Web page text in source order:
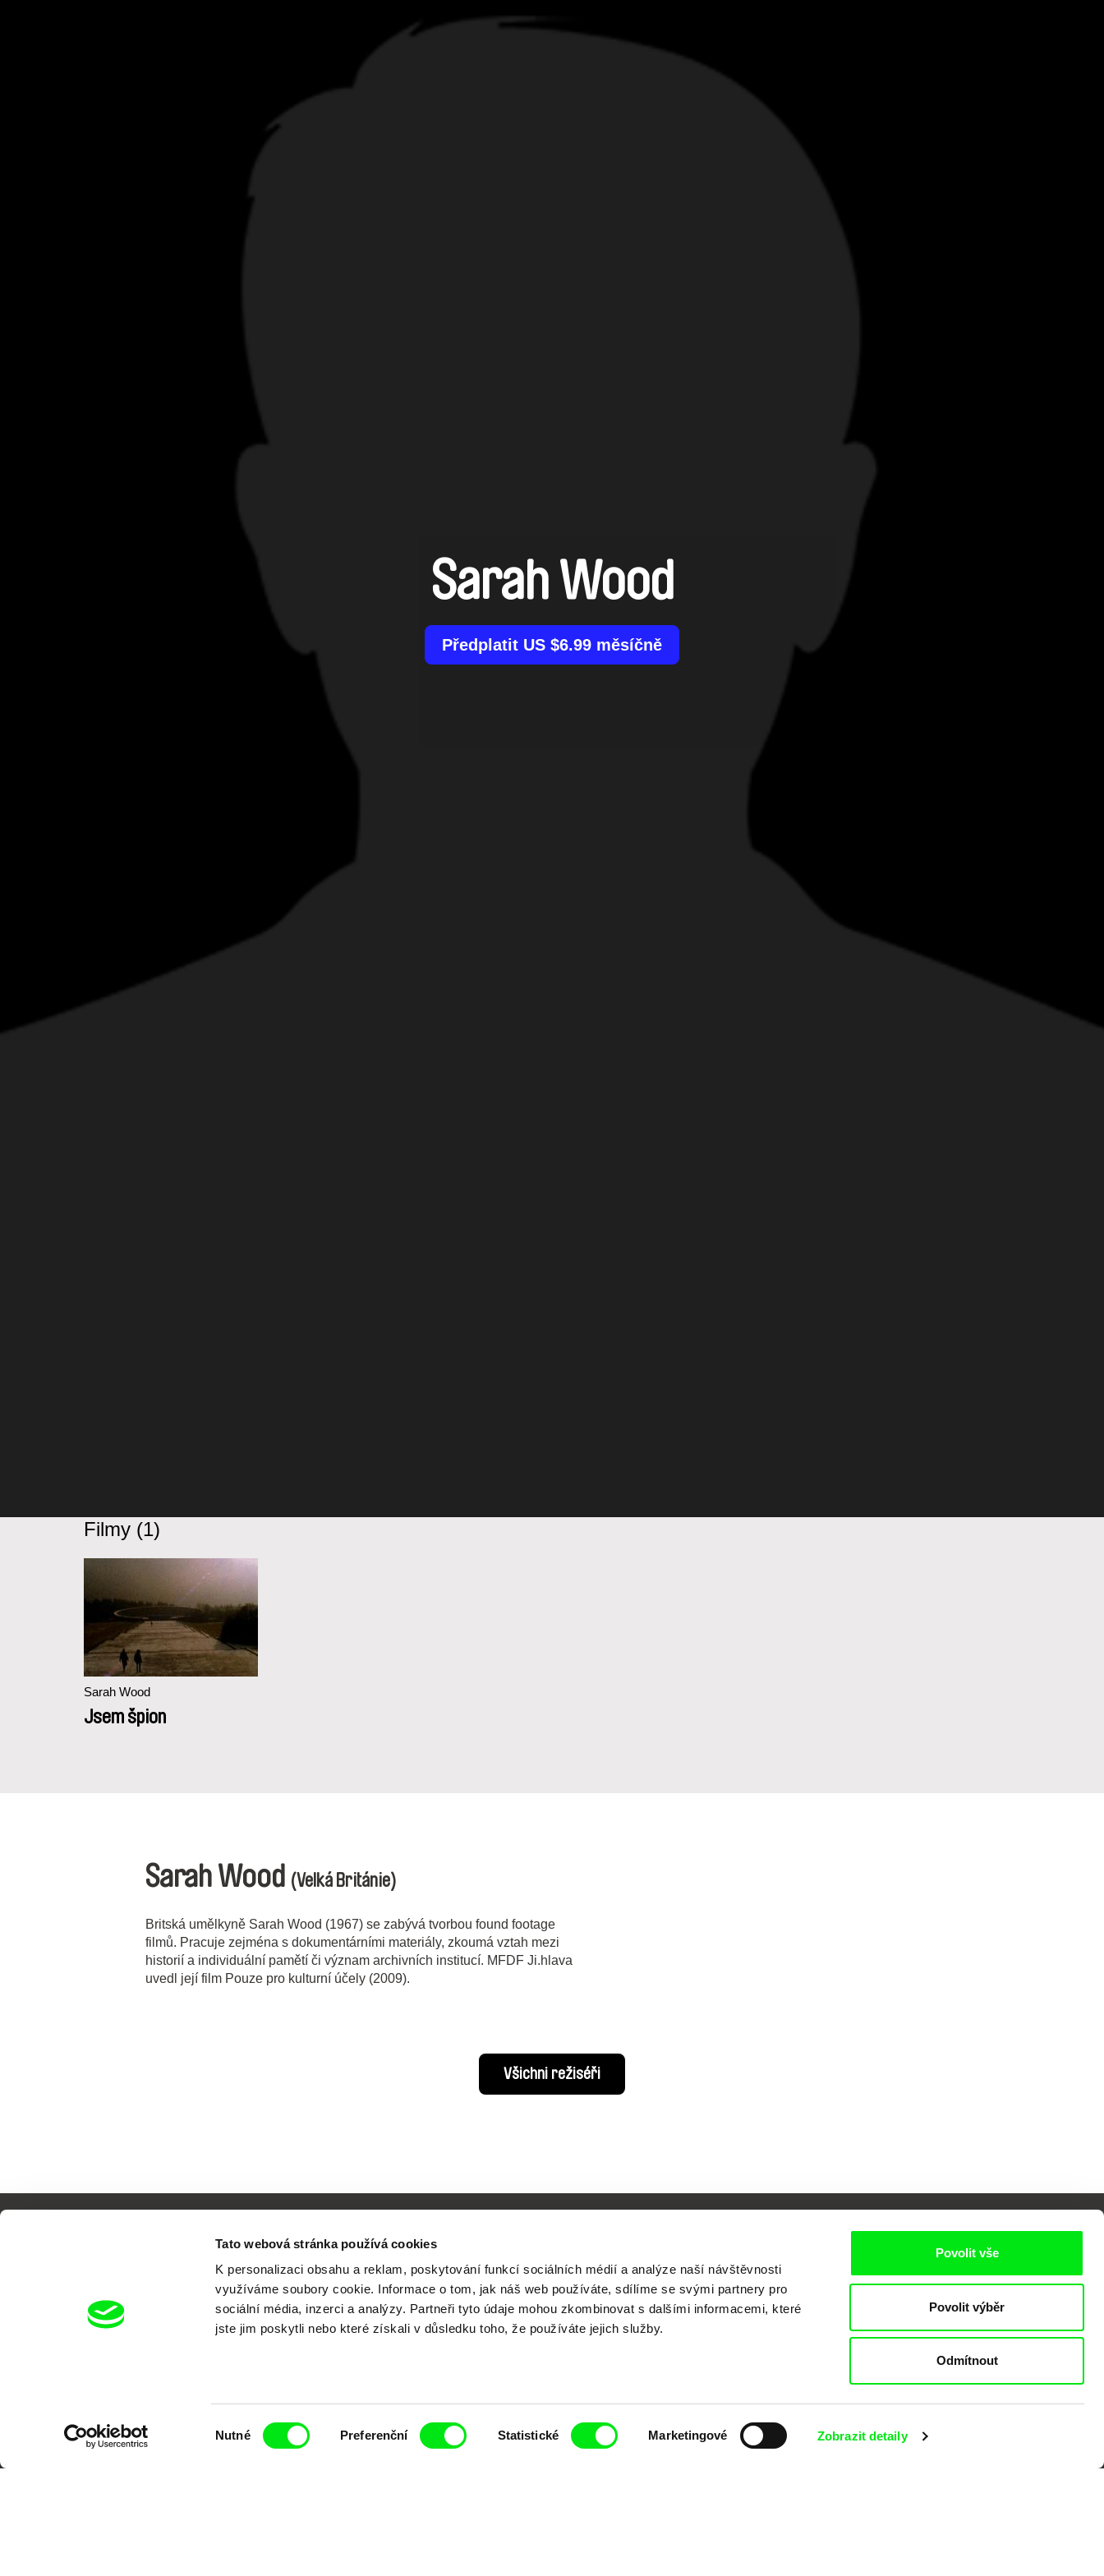
Tato webová stránka používá cookies
K personalizaci obsahu a reklam, poskytování funkcí sociálních médií a analýze naší návštěvnosti
využíváme soubory cookie. Informace o tom, jak náš web používáte, sdílíme se svými partnery pro
sociální média, inzerci a analýzy. Partneři tyto údaje mohou zkombinovat s dalšími informacemi, které
jste jim poskytli nebo které získali v důsledku toho, že používáte jejich služby.
Nutné Preferenční Statistické Marketingové Zobrazit detaily
Povolit vše
Povolit výběr
Odmítnout
Sarah Wood
Předplatit US $6.99 měsíčně
Filmy (1)
Sarah Wood
Jsem špion
Sarah Wood (Velká Británie)
Britská umělkyně Sarah Wood (1967) se zabývá tvorbou found footage
filmů. Pracuje zejména s dokumentárními materiály, zkoumá vztah mezi
historií a individuální pamětí či význam archivních institucí. MFDF Ji.hlava
uvedl její film Pouze pro kulturní účely (2009).
Všichni režiséři
Vaše online
Nové festivalové filmy
každý týden